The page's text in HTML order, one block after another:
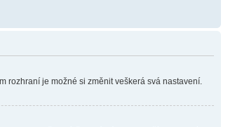
rozhraní je možné si změnit veškerá svá nastavení.